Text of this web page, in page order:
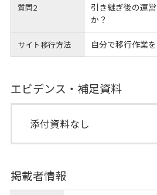
質問2
引き継ぎ後の運
か？
サイト移行方法 自分で移行作業
エビデンス・補足資料
添付資料なし
掲載者情報